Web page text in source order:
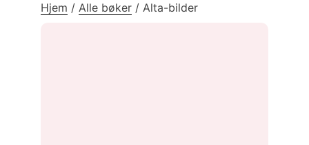
Hjem / Alle bøker / Alta-bilder